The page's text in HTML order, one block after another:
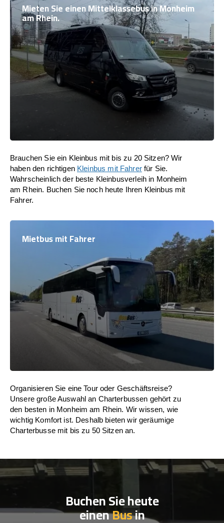
Mieten Sie einen Mittelklassebus in Monheim
am Rhein.
Brauchen Sie ein Kleinbus mit bis zu 20 Sitzen? Wir
haben den richtigen Kleinbus mit Fahrerfür Sie.
Wahrscheinlich der beste Kleinbusverleih in Monheim
am Rhein. Buchen Sie noch heute Ihren Kleinbus mit
Fahrer.
Mietbus mit Fahrer
Organisieren Sie eine Tour oder Geschäftsreise?
Unsere große Auswahl an Charterbussen gehört zu
den besten in Monheim am Rhein. Wir wissen, wie
wichtig Komfort ist. Deshalb bieten wir geräumige
Charterbusse mit bis zu 50 Sitzen an.
Buchen Sie heute
einenBusin